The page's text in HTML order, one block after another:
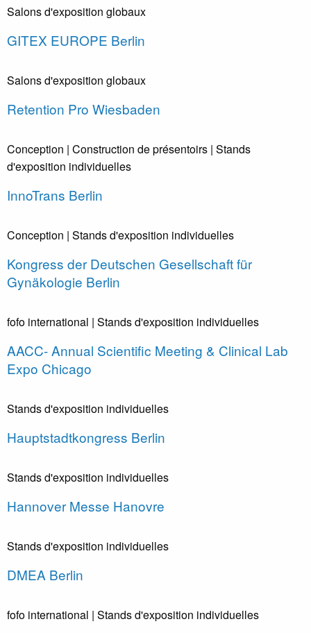
Salons d'exposition globaux
GITEX EUROPE Berlin
Salons d'exposition globaux
Retention Pro Wiesbaden
Conception | Construction de présentoirs | Stands
d'exposition individuelles
InnoTrans Berlin
Conception | Stands d'exposition individuelles
Kongress der Deutschen Gesellschaft für
Gynäkologie Berlin
fofo international | Stands d'exposition individuelles
AACC- Annual Scientific Meeting & Clinical Lab
Expo Chicago
Stands d'exposition individuelles
Hauptstadtkongress Berlin
Stands d'exposition individuelles
Hannover Messe Hanovre
Stands d'exposition individuelles
DMEA Berlin
fofo international | Stands d'exposition individuelles